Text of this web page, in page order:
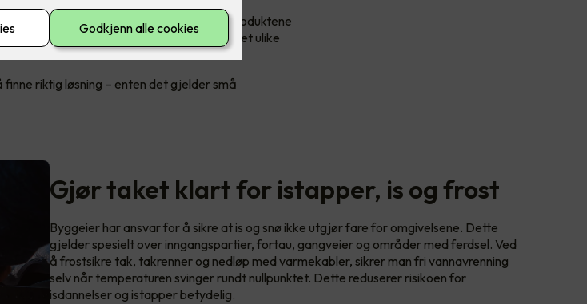
kort leveringstid og god tilgjengelighet. Produktene
og som ferdigproduserte løsninger, tilpasset ulike
riktig løsning – enten det gjelder små
Gjør taket klart for istapper, is og frost
Byggeier har ansvar for å sikre at is og snø ikke utgjør fare for omgivelsene. Dette
gjelder spesielt over inngangspartier, fortau, gangveier og områder med ferdsel. Ved
å frostsikre tak, takrenner og nedløp med varmekabler, sikrer man fri vannavrenning
selv når temperaturen svinger rundt nullpunktet. Dette reduserer risikoen for
isdannelser og istapper betydelig.